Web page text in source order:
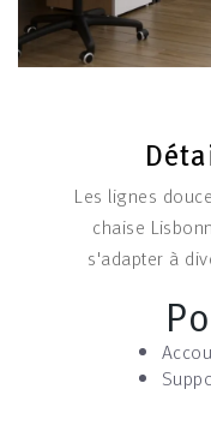
Les lignes
chaise
s'adapter à